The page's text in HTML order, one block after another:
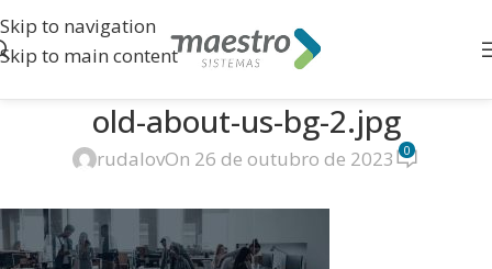
Skip to navigation
Skip to main content
old-about-us-bg-2.jpg
rudalovOn 26 de outubro de 2023 0